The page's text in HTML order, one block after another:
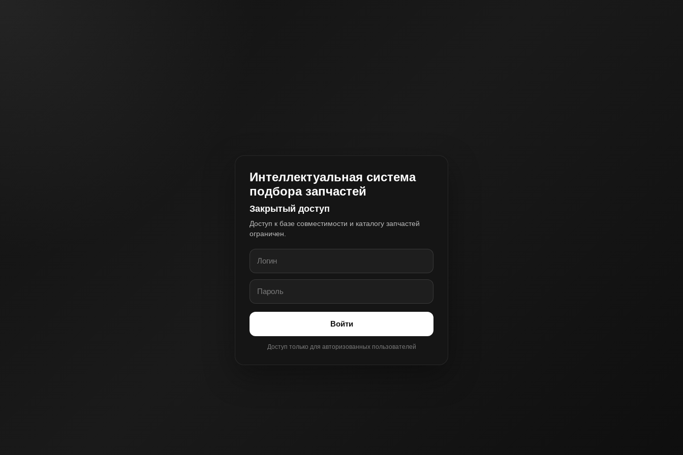
Интеллектуальная система
подбора запчастей
Закрытый доступ
Доступ к базе совместимости и каталогу запчастей
ограничен.
Войти
Доступ только для авторизованных пользователей